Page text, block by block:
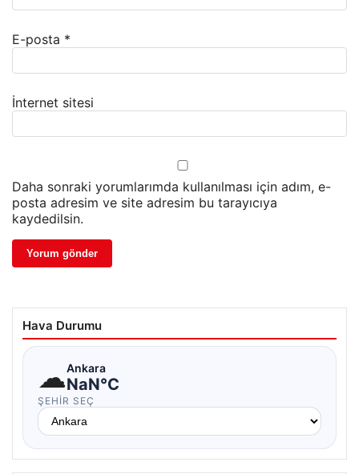
E-posta *
İnternet sitesi
Daha sonraki yorumlarımda kullanılması için adım, e-
posta adresim ve site adresim bu tarayıcıya
kaydedilsin.
Hava Durumu
☁Ankara
NaN°C
ŞEHIR SEÇ